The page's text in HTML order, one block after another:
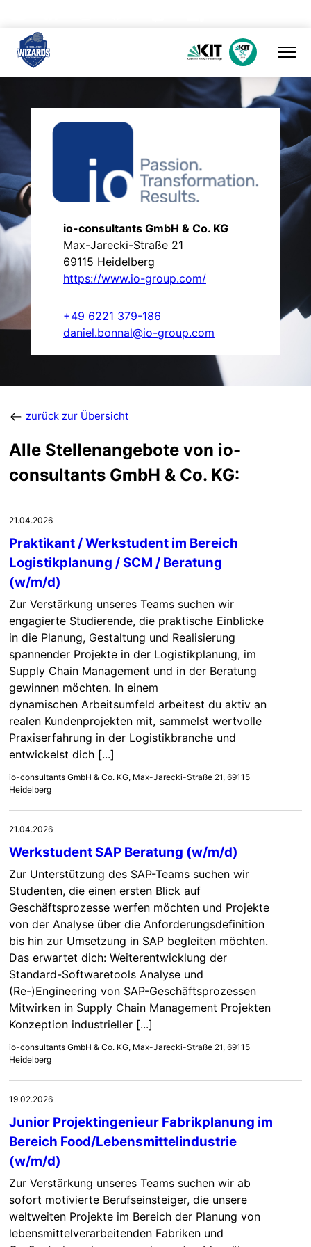
content
io-consultants GmbH & Co. KG
Max-Jarecki-Straße 21
69115 Heidelberg
https://www.io-group.com/
+49 6221 379-186
daniel.bonnal@io-group.com
zurück zur Übersicht
Alle Stellenangebote von io-
consultants GmbH & Co. KG:
21.04.2026
Praktikant / Werkstudent im Bereich
Logistikplanung / SCM / Beratung
(w/m/d)
Zur Verstärkung unseres Teams suchen wir
engagierte Studierende, die praktische Einblicke
in die Planung, Gestaltung und Realisierung
spannender Projekte in der Logistikplanung, im
Supply Chain Management und in der Beratung
gewinnen möchten. In einem
dynamischen Arbeitsumfeld arbeitest du aktiv an
realen Kundenprojekten mit, sammelst wertvolle
Praxiserfahrung in der Logistikbranche und
entwickelst dich [...]
io-consultants GmbH & Co. KG, Max-Jarecki-Straße 21, 69115
Heidelberg
21.04.2026
Werkstudent SAP Beratung (w/m/d)
Zur Unterstützung des SAP-Teams suchen wir
Studenten, die einen ersten Blick auf
Geschäftsprozesse werfen möchten und Projekte
von der Analyse über die Anforderungsdefinition
bis hin zur Umsetzung in SAP begleiten möchten.
Das erwartet dich: Weiterentwicklung der
Standard-Softwaretools Analyse und
(Re-)Engineering von SAP-Geschäftsprozessen
Mitwirken in Supply Chain Management Projekten
Konzeption industrieller [...]
io-consultants GmbH & Co. KG, Max-Jarecki-Straße 21, 69115
Heidelberg
19.02.2026
Junior Projektingenieur Fabrikplanung im
Bereich Food/Lebensmittelindustrie
(w/m/d)
Zur Verstärkung unseres Teams suchen wir ab
sofort motivierte Berufseinsteiger, die unsere
weltweiten Projekte im Bereich der Planung von
lebensmittelverarbeitenden Fabriken und